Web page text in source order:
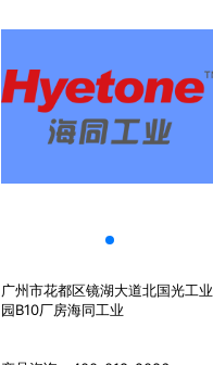
广州市花都区镜湖大道北国光工业
园B10厂房海同工业